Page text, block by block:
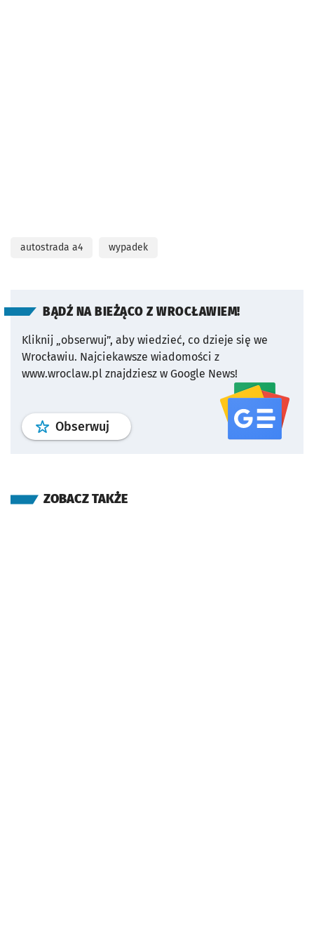
autostrada a4 wypadek
BĄDŹ NA BIEŻĄCO Z WROCŁAWIEM!
Kliknij „obserwuj”, aby wiedzieć, co dzieje się we
Wrocławiu. Najciekawsze wiadomości z
www.wroclaw.pl znajdziesz w Google News!
Obserwuj profil serwisu
ZOBACZ TAKŻE